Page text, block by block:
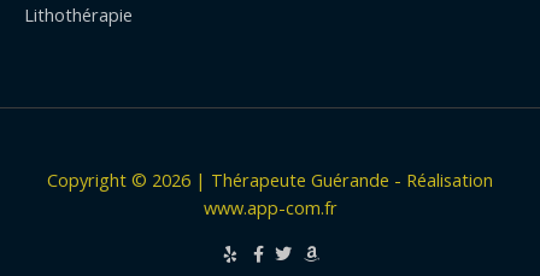
Lithothérapie
Copyright © 2026 | Thérapeute Guérande - Réalisation
www.app-com.fr